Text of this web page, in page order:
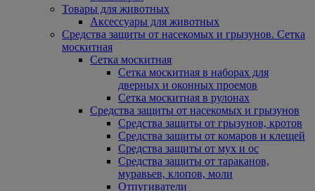
Товары для животных
Аксессуары для животных
Средства защиты от насекомых и грызунов. Сетка
москитная
Сетка москитная
Сетка москитная в наборах для
дверных и оконных проемов
Сетка москитная в рулонах
Средства защиты от насекомых и грызунов
Средства защиты от грызунов, кротов
Средства защиты от комаров и клещей
Средства защиты от мух и ос
Средства защиты от тараканов,
муравьев, клопов, моли
Отпугиватели